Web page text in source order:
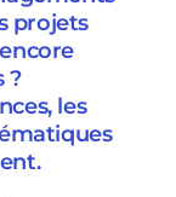
projets
?
les